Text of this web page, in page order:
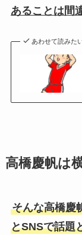
あることは間
あわせて読みた
高橋慶帆は
そんな高橋慶
とSNSで話題